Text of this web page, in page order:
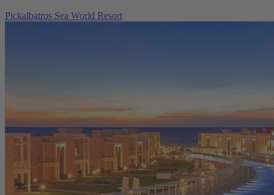
Pickalbatros Sea World Resort